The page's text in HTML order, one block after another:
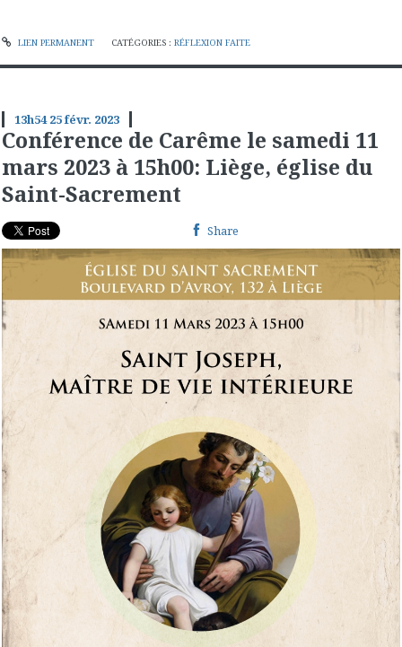
LIEN PERMANENT CATÉGORIES : RÉFLEXION FAITE
13h54 25févr. 2023
Conférence de Carême le samedi 11
mars 2023 à 15h00: Liège, église du
Saint-Sacrement
Share